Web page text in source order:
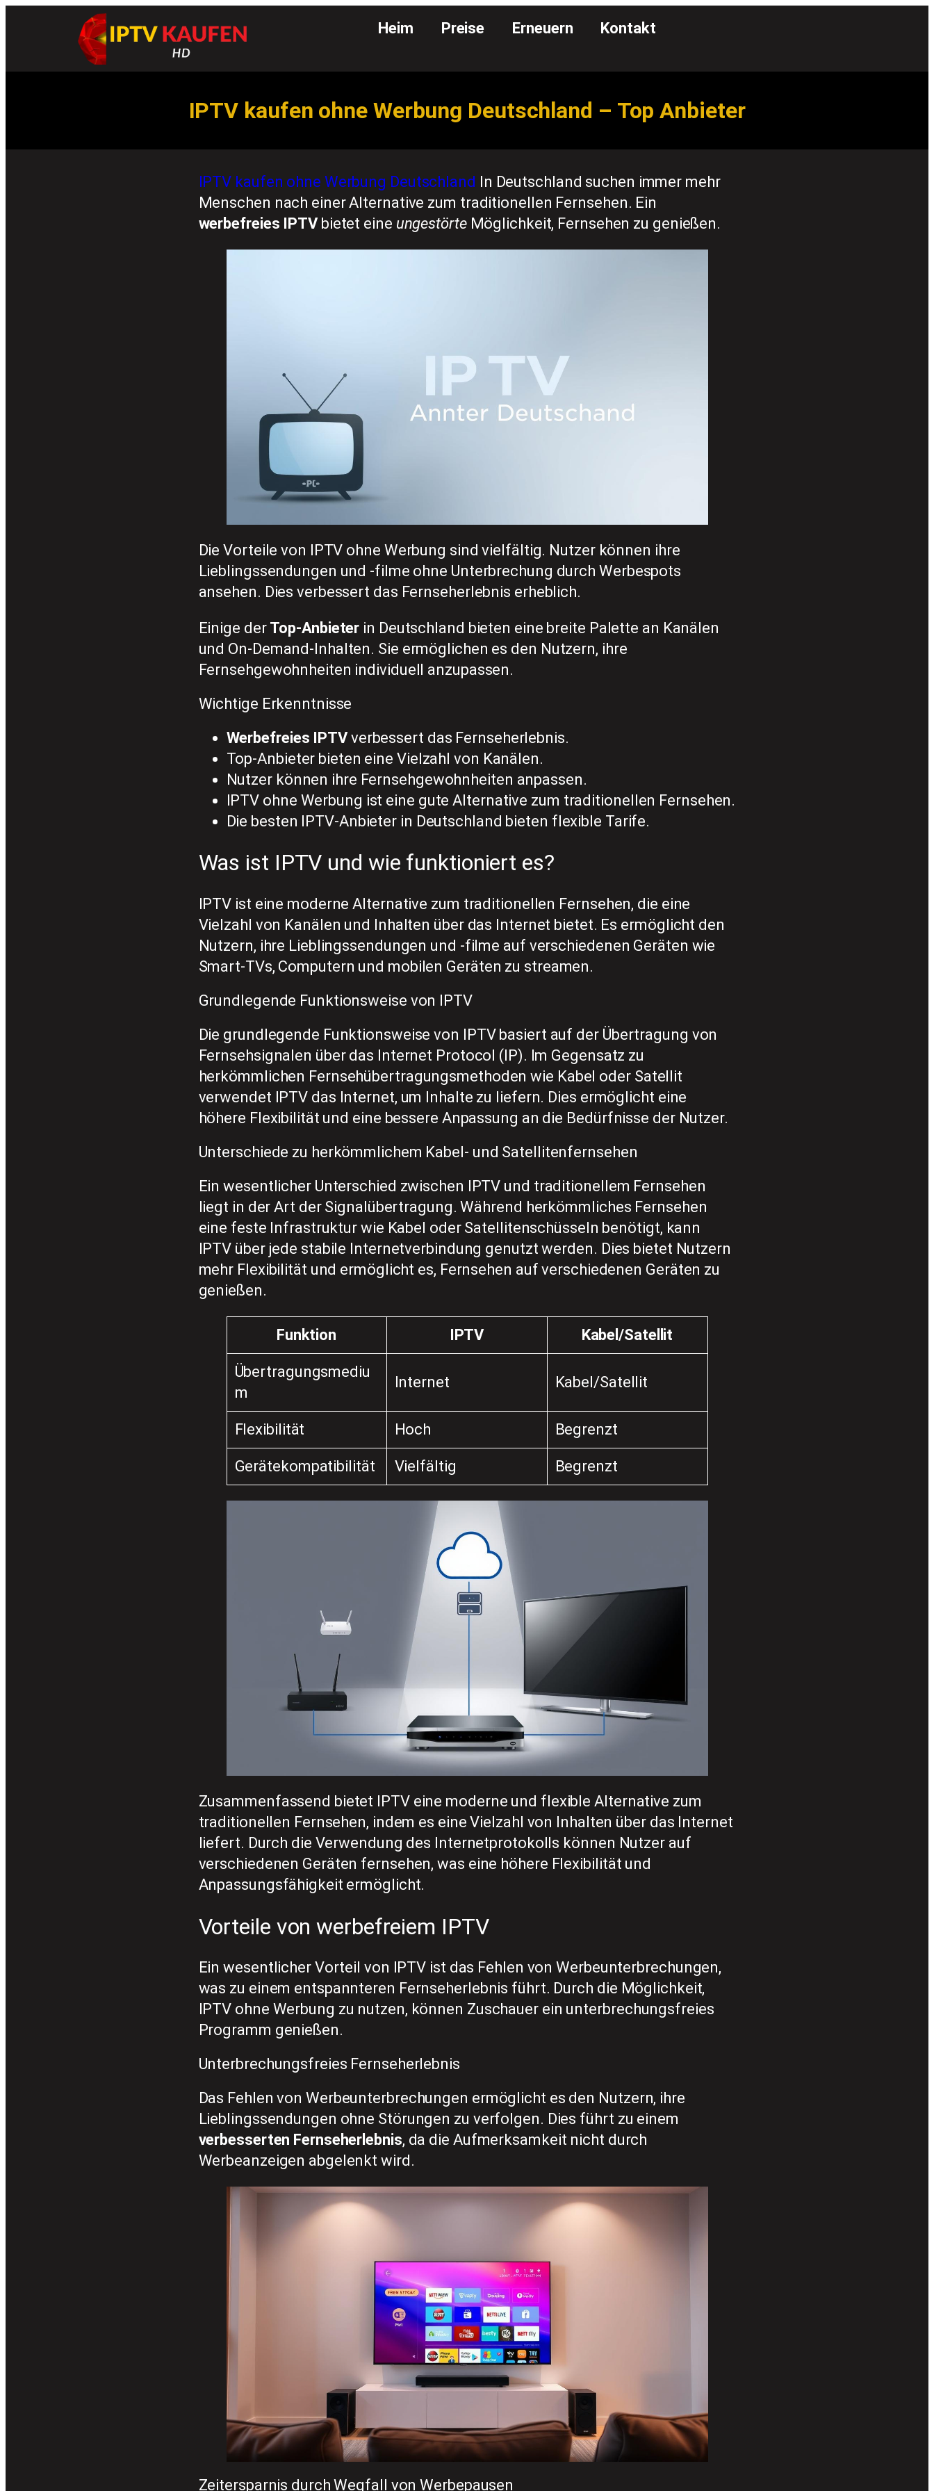
Heim Preise Erneuern Kontakt
IPTV kaufen ohne Werbung Deutschland – Top Anbieter
IPTV kaufen ohne Werbung Deutschland In Deutschland suchen immer mehr
Menschen nach einer Alternative zum traditionellen Fernsehen. Ein
werbefreies IPTVbietet eine ungestörteMöglichkeit, Fernsehen zu genießen.
Die Vorteile von IPTV ohne Werbung sind vielfältig. Nutzer können ihre
Lieblingssendungen und -filme ohne Unterbrechung durch Werbespots
ansehen. Dies verbessert das Fernseherlebnis erheblich.
Einige der Top-Anbieter in Deutschland bieten eine breite Palette an Kanälen
und On-Demand-Inhalten. Sie ermöglichen es den Nutzern, ihre
Fernsehgewohnheiten individuell anzupassen.
Wichtige Erkenntnisse
Werbefreies IPTVverbessert das Fernseherlebnis.
Top-Anbieter bieten eine Vielzahl von Kanälen.
Nutzer können ihre Fernsehgewohnheiten anpassen.
IPTV ohne Werbung ist eine gute Alternative zum traditionellen Fernsehen.
Die besten IPTV-Anbieter in Deutschland bieten flexible Tarife.
Was ist IPTV und wie funktioniert es?
IPTV ist eine moderne Alternative zum traditionellen Fernsehen, die eine
Vielzahl von Kanälen und Inhalten über das Internet bietet. Es ermöglicht den
Nutzern, ihre Lieblingssendungen und -filme auf verschiedenen Geräten wie
Smart-TVs, Computern und mobilen Geräten zu streamen.
Grundlegende Funktionsweise von IPTV
Die grundlegende Funktionsweise von IPTV basiert auf der Übertragung von
Fernsehsignalen über das Internet Protocol (IP). Im Gegensatz zu
herkömmlichen Fernsehübertragungsmethoden wie Kabel oder Satellit
verwendet IPTV das Internet, um Inhalte zu liefern. Dies ermöglicht eine
höhere Flexibilität und eine bessere Anpassung an die Bedürfnisse der Nutzer.
Unterschiede zu herkömmlichem Kabel- und Satellitenfernsehen
Ein wesentlicher Unterschied zwischen IPTV und traditionellem Fernsehen
liegt in der Art der Signalübertragung. Während herkömmliches Fernsehen
eine feste Infrastruktur wie Kabel oder Satellitenschüsseln benötigt, kann
IPTV über jede stabile Internetverbindung genutzt werden. Dies bietet Nutzern
mehr Flexibilität und ermöglicht es, Fernsehen auf verschiedenen Geräten zu
genießen.
Funktion IPTV Kabel/Satellit
Übertragungsmediu
m
Internet Kabel/Satellit
Flexibilität Hoch Begrenzt
Gerätekompatibilität Vielfältig Begrenzt
Zusammenfassend bietet IPTV eine moderne und flexible Alternative zum
traditionellen Fernsehen, indem es eine Vielzahl von Inhalten über das Internet
liefert. Durch die Verwendung des Internetprotokolls können Nutzer auf
verschiedenen Geräten fernsehen, was eine höhere Flexibilität und
Anpassungsfähigkeit ermöglicht.
Vorteile von werbefreiem IPTV
Ein wesentlicher Vorteil von IPTV ist das Fehlen von Werbeunterbrechungen,
was zu einem entspannteren Fernseherlebnis führt. Durch die Möglichkeit,
IPTV ohne Werbung zu nutzen, können Zuschauer ein unterbrechungsfreies
Programm genießen.
Unterbrechungsfreies Fernseherlebnis
Das Fehlen von Werbeunterbrechungen ermöglicht es den Nutzern, ihre
Lieblingssendungen ohne Störungen zu verfolgen. Dies führt zu einem
verbesserten Fernseherlebnis, da die Aufmerksamkeit nicht durch
Werbeanzeigen abgelenkt wird.
Zeitersparnis durch Wegfall von Werbepausen